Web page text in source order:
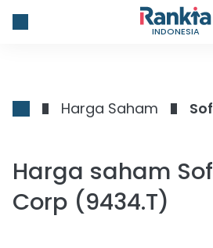
INDONESIA
Harga Saham
Harga saham
Corp (9434.T)